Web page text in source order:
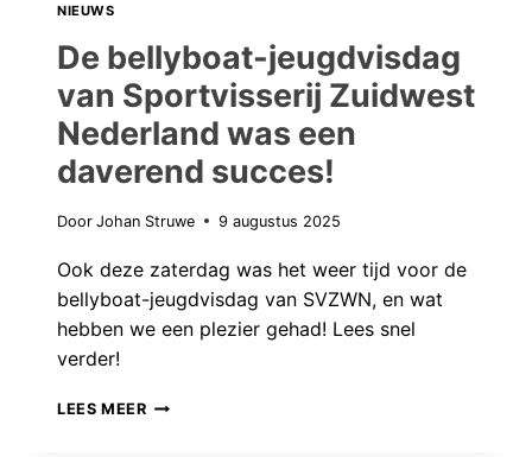
NIEUWS
De bellyboat-jeugdvisdag
van Sportvisserij Zuidwest
Nederland was een
daverend succes!
Door Johan Struwe 9 augustus 2025
Ook deze zaterdag was het weer tijd voor de
bellyboat-jeugdvisdag van SVZWN, en wat
hebben we een plezier gehad! Lees snel
verder!
LEES MEERDE